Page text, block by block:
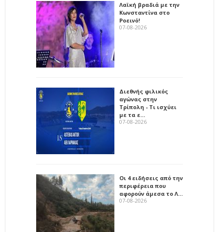
Λαϊκή βραδιά με την
Κωνσταντίνα στο
Ροεινό!
07-08-2026
Διεθνής φιλικός
αγώνας στην
Τρίπολη - Τι ισχύει
με τα ε…
07-08-2026
Οι 4 ειδήσεις από την
περιφέρεια που
αφορούν άμεσα το Λ…
07-08-2026